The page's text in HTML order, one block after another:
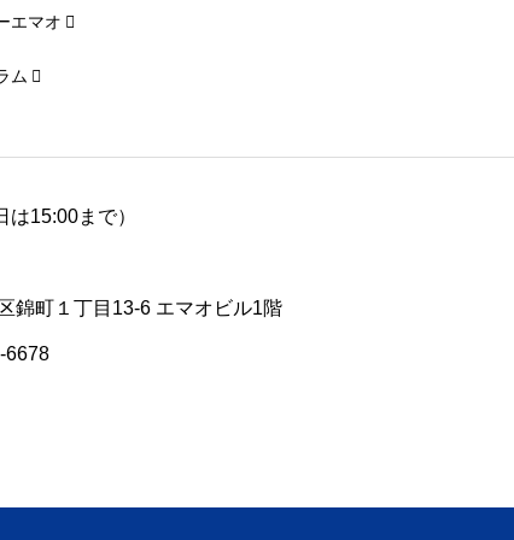
エマオ
ム
15:00まで）
町１丁目13-6 エマオビル1階
6678